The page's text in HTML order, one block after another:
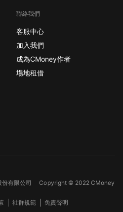
聯絡我們
客服中心
加入我們
成為CMoney作者
場地租借
份有限公司Copyright © 2022 CMoney
社群規範 免責聲明